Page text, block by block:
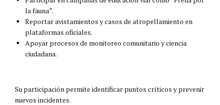
la fauna”.
Reportar avistamientos y casos de atropellamiento en
plataformas oficiales.
Apoyar procesos de monitoreo comunitario y ciencia
ciudadana.
Su participación permite identificar puntos críticos y prevenir
nuevos incidentes.